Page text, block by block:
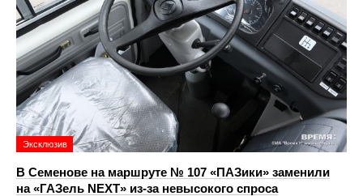
Эксклюзив
В Семенове на маршруте № 107 «ПАЗики» заменили
на «ГАЗель NEXT» из‑за невысокого спроса